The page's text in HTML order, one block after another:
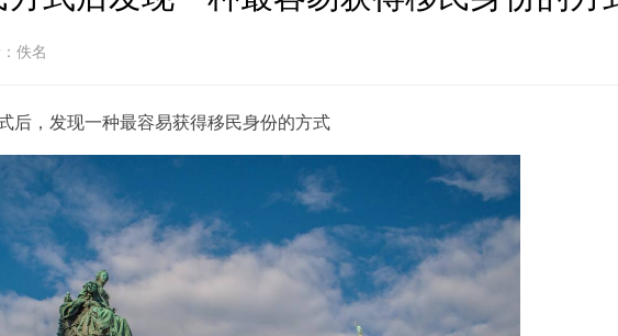
佚名
，发现一种最容易获得移民身份的方式